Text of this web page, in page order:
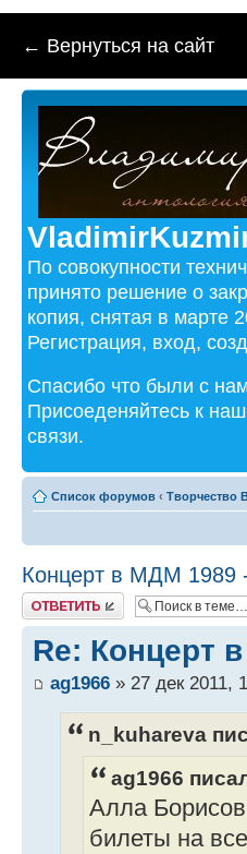
← Вернуться на сайт
По совокупности
принято решение о
копия, снятая в марте
Регистрация, вход,
Спасибо что были с
Присоеденяйтесь к
связи.
Список форумов ‹ Творчество
Концерт в МДМ 1989
Ответить
Re: Концерт
ag1966 » 27 дек 2011,
n_kuhareva
ag1966
Алла
билеты на